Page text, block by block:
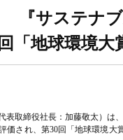
『サステナ
「地球環境
表取締役社長：加藤敬太）は
価され、第30回「地球環境